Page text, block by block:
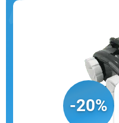
-20%